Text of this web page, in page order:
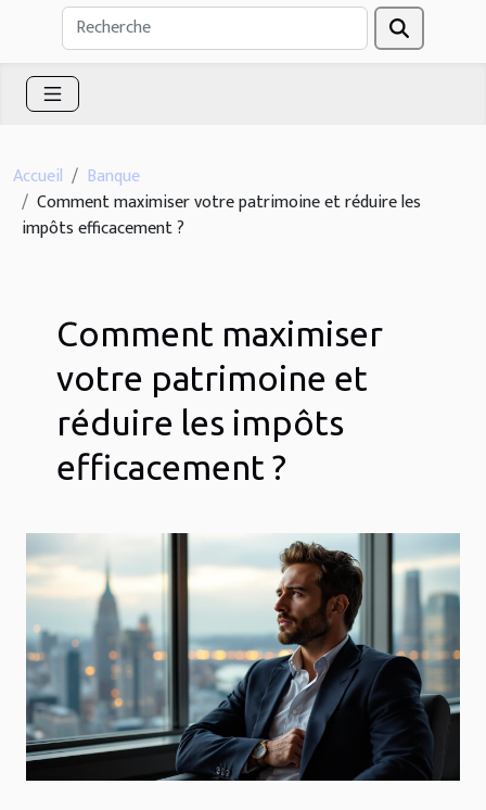
Accueil
Banque
Comment maximiser votre patrimoine et réduire les
impôts efficacement ?
Comment maximiser
votre patrimoine et
réduire les impôts
efficacement ?